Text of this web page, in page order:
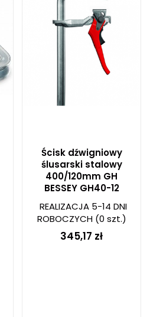
Ścisk dźwigniowy
ślusarski stalowy
400/120mm GH
BESSEY GH40-12
REALIZACJA 5-14 DNI
ROBOCZYCH(0 szt.)
345,17 zł